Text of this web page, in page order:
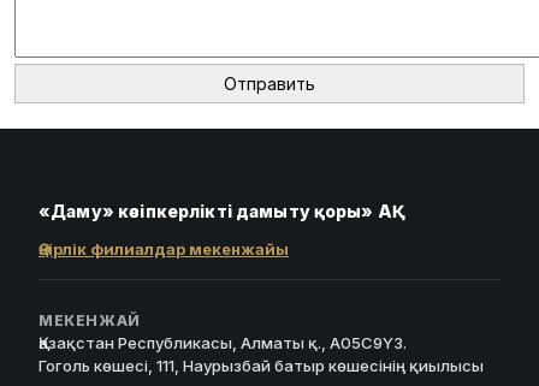
«Даму» кәсіпкерлікті дамыту қоры» АҚ
Өңірлік филиалдар мекенжайы
МЕКЕНЖАЙ
Қазақстан Республикасы, Алматы қ., A05C9Y3.
Гоголь көшесі, 111, Наурызбай батыр көшесінің қиылысы